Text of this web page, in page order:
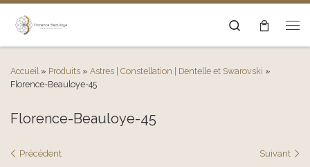
Passer au contenu Search
Accueil » Produits » Astres | Constellation | Dentelle et Swarovski »
Florence-Beauloye-45
Florence-Beauloye-45
Navigation des images
Précédent Suivant